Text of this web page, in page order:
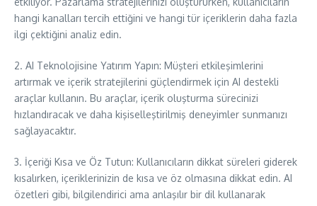
hangi kanalları tercih ettiğini ve hangi tür içeriklerin daha fazla
ilgi çektiğini analiz edin.
2. AI Teknolojisine Yatırım Yapın: Müşteri etkileşimlerini
artırmak ve içerik stratejilerini güçlendirmek için AI destekli
araçlar kullanın. Bu araçlar, içerik oluşturma sürecinizi
hızlandıracak ve daha kişiselleştirilmiş deneyimler sunmanızı
sağlayacaktır.
3. İçeriği Kısa ve Öz Tutun: Kullanıcıların dikkat süreleri giderek
kısalırken, içeriklerinizin de kısa ve öz olmasına dikkat edin. AI
özetleri gibi, bilgilendirici ama anlaşılır bir dil kullanarak